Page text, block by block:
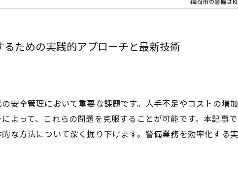
ための実践的アプローチと最新技術
安全管理において重要な課題です。人手不足やコストの増
よって、これらの問題を克服することが可能です。本記事
な方法について深く掘り下げます。警備業務を効率化する